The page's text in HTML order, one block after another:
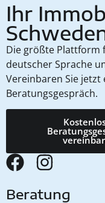
Ihr
Die größte Plattform
deutscher Sprache
Vereinbaren Sie
Beratungsgespräch.
Beratung